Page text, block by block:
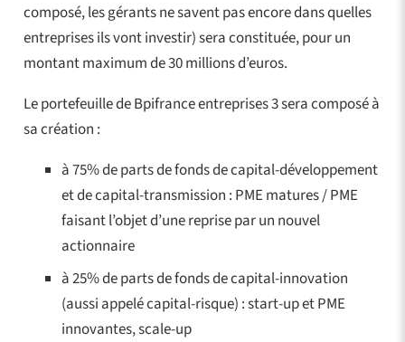
composé, les gérants ne savent pas encore dans quelles
entreprises ils vont investir) sera constituée, pour un
montant maximum de 30 millions d’euros.
Le portefeuille de Bpifrance entreprises 3 sera composé à
sa création :
à 75% de parts de fonds de capital-développement
et de capital-transmission : PME matures / PME
faisant l’objet d’une reprise par un nouvel
actionnaire
à 25% de parts de fonds de capital-innovation
(aussi appelé capital-risque) : start-up et PME
innovantes, scale-up